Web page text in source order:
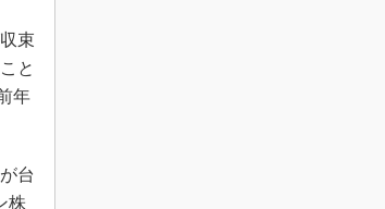
束
と
年
台
株